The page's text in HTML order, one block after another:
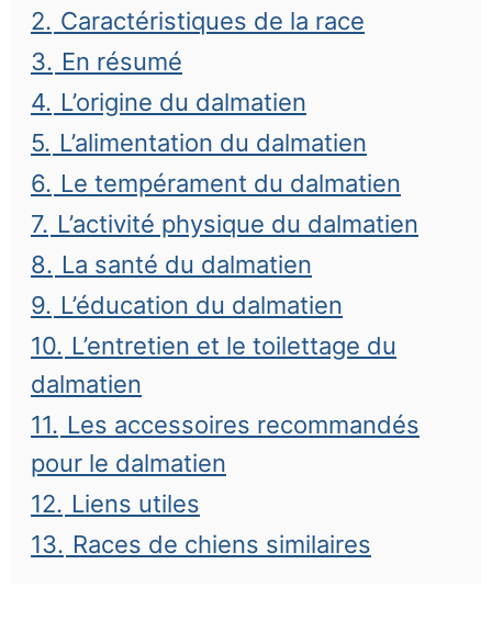
2. Caractéristiques de la race
3. En résumé
4. L’origine du dalmatien
5. L’alimentation du dalmatien
6. Le tempérament du dalmatien
7. L’activité physique du dalmatien
8. La santé du dalmatien
9. L’éducation du dalmatien
10. L’entretien et le toilettage du
dalmatien
11. Les accessoires recommandés
pour le dalmatien
12. Liens utiles
13. Races de chiens similaires